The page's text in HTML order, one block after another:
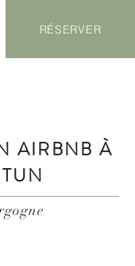
RÉSERVER
AIRBNB À